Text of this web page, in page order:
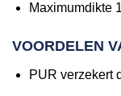
Maximumdikte
VOORDELEN
PUR verzekert